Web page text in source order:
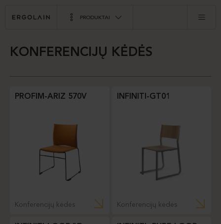
PRODUKTAI
KONFERENCIJŲ KĖDĖS
PROFIM-ARIZ 570V
Konferencijų kėdės
INFINITI-GT01
Konferencijų kėdės